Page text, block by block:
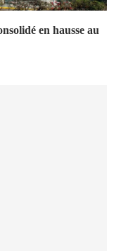
en hausse au